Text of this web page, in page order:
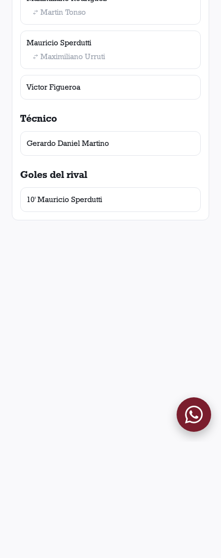
Martin Tonso
Mauricio Sperdutti
Maximiliano Urruti
Víctor Figueroa
Técnico
Gerardo Daniel Martino
Goles del rival
10' Mauricio Sperdutti